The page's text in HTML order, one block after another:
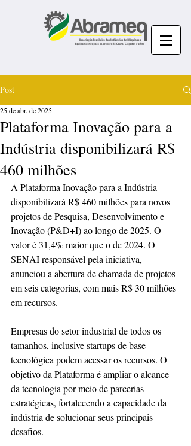
Post
Plataforma Inovação para a
Indústria disponibilizará R$
460 milhões
25 de abr. de 2025
A Plataforma Inovação para a Indústria
disponibilizará R$ 460 milhões para novos
projetos de Pesquisa, Desenvolvimento e
Inovação (P&D+I) ao longo de 2025. O
valor é 31,4% maior que o de 2024. O
SENAI responsável pela iniciativa,
anunciou a abertura de chamada de projetos
em seis categorias, com mais R$ 30 milhões
em recursos.
Empresas do setor industrial de todos os
tamanhos, inclusive startups de base
tecnológica podem acessar os recursos. O
objetivo da Plataforma é ampliar o alcance
da tecnologia por meio de parcerias
estratégicas, fortalecendo a capacidade da
indústria de solucionar seus principais
desafios.